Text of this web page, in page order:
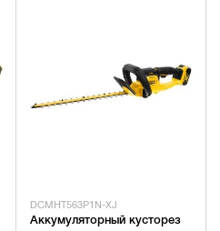
DCMHT563P1N-XJ
Аккумуляторный кусторез